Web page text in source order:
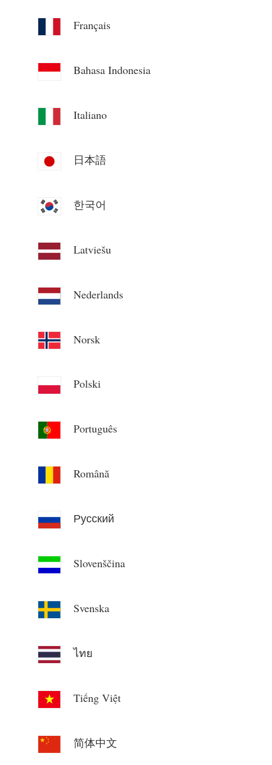
App Store
PV-rangering
Français
Bahasa Indonesia
Italiano
日本語
한국어
Latviešu
Nederlands
Norsk
Polski
Português
Română
Русский
Slovenščina
Svenska
ไทย
Tiếng Việt
简体中文